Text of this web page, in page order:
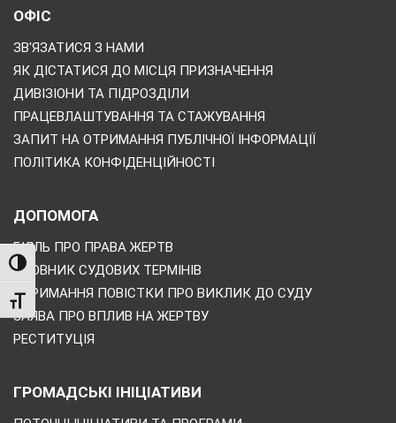
TOGGLE HIGH CONTRAST
TOGGLE FONT SIZE
ОФІС
ЗВ'ЯЗАТИСЯ З НАМИ
ЯК ДІСТАТИСЯ ДО МІСЦЯ ПРИЗНАЧЕННЯ
ДИВІЗІОНИ ТА ПІДРОЗДІЛИ
ПРАЦЕВЛАШТУВАННЯ ТА СТАЖУВАННЯ
ЗАПИТ НА ОТРИМАННЯ ПУБЛІЧНОЇ ІНФОРМАЦІЇ
ПОЛІТИКА КОНФІДЕНЦІЙНОСТІ
ДОПОМОГА
БІЛЛЬ ПРО ПРАВА ЖЕРТВ
СЛОВНИК СУДОВИХ ТЕРМІНІВ
ОТРИМАННЯ ПОВІСТКИ ПРО ВИКЛИК ДО СУДУ
ЗАЯВА ПРО ВПЛИВ НА ЖЕРТВУ
РЕСТИТУЦІЯ
ГРОМАДСЬКІ ІНІЦІАТИВИ